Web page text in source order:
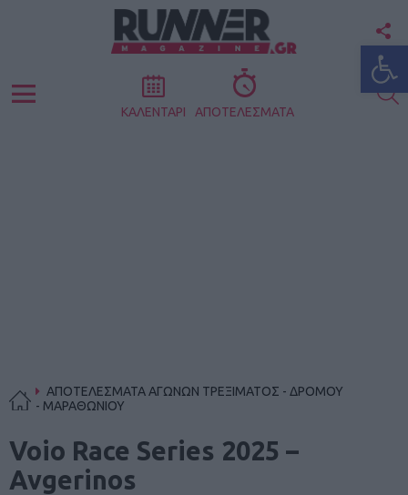
Menu ΚΑΛΕΝΤΑΡΙ ΑΠΟΤΕΛΕΣΜΑΤΑ
ΑΠΟΤΕΛΕΣΜΑΤΑ ΑΓΩΝΩΝ ΤΡΕΞΙΜΑΤΟΣ - ΔΡΟΜΟΥ
- ΜΑΡΑΘΩΝΙΟΥ
Voio Race Series 2025 –
Avgerinos